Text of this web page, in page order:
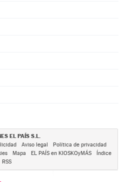
EL PAÍS S.L.
Aviso legal
Política de privacidad
Mapa EL PAÍS en KIOSKOyMÁS
Índice
RSS